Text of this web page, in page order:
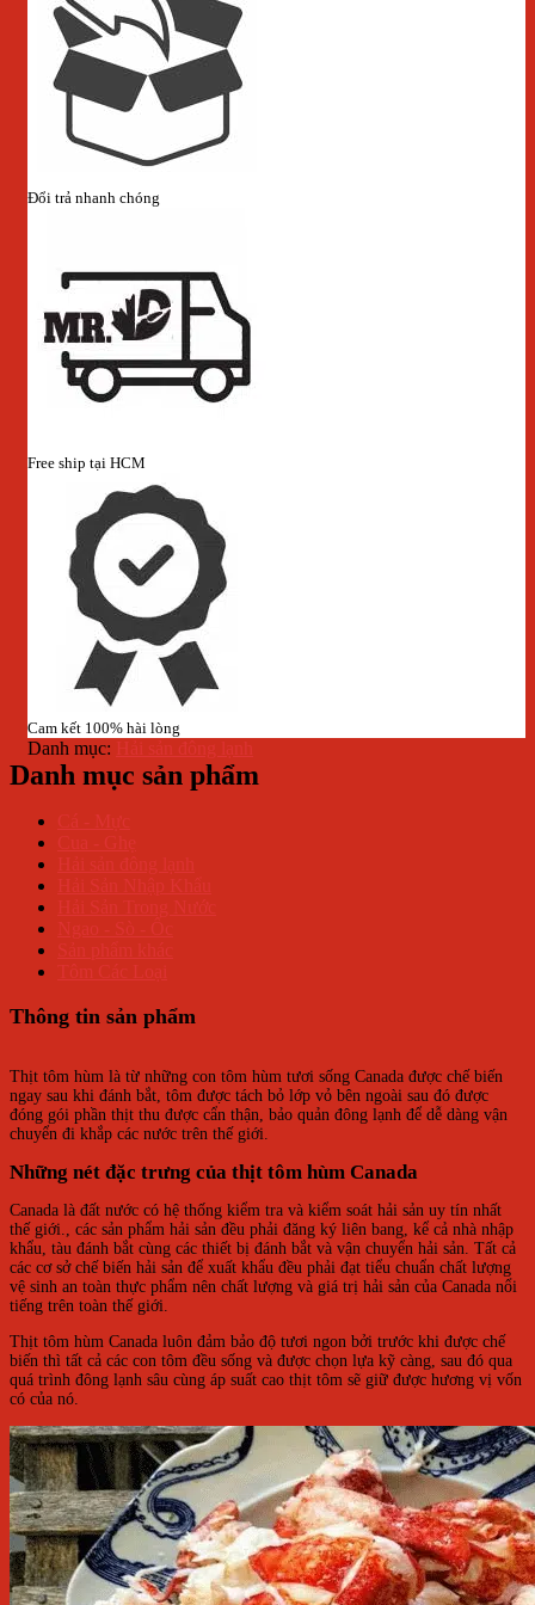
Đổi trả nhanh chóng
Free ship tại HCM
Cam kết 100% hài lòng
Danh mục:
Danh mục sản phẩm
Thông tin sản phẩm
Thịt tôm hùm là từ những con tôm hùm tươi sống Canada được chế biến
ngay sau khi đánh bắt, tôm được tách bỏ lớp vỏ bên ngoài sau đó được
đóng gói phần thịt thu được cẩn thận, bảo quản đông lạnh để dễ dàng vận
chuyển đi khắp các nước trên thế giới.
Những nét đặc trưng của thịt tôm hùm Canada
Canada là đất nước có hệ thống kiểm tra và kiểm soát hải sản uy tín nhất
thế giới., các sản phẩm hải sản đều phải đăng ký liên bang, kể cả nhà nhập
khẩu, tàu đánh bắt cùng các thiết bị đánh bắt và vận chuyển hải sản. Tất cả
các cơ sở chế biến hải sản để xuất khẩu đều phải đạt tiểu chuẩn chất lượng
vệ sinh an toàn thực phẩm nên chất lượng và giá trị hải sản của Canada nổi
tiếng trên toàn thế giới.
Thịt tôm hùm Canada luôn đảm bảo độ tươi ngon bởi trước khi được chế
biến thì tất cả các con tôm đều sống và được chọn lựa kỹ càng, sau đó qua
quá trình đông lạnh sâu cùng áp suất cao thịt tôm sẽ giữ được hương vị vốn
có của nó.